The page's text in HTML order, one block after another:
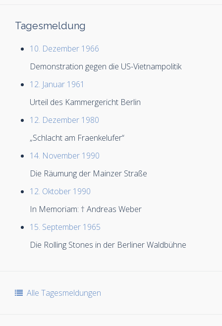
Tagesmeldung
10. Dezember 1966
Demonstration gegen die US-Vietnampolitik
12. Januar 1961
Urteil des Kammergericht Berlin
12. Dezember 1980
„Schlacht am Fraenkelufer“
14. November 1990
Die Räumung der Mainzer Straße
12. Oktober 1990
In Memoriam: † Andreas Weber
15. September 1965
Die Rolling Stones in der Berliner Waldbühne
Alle Tagesmeldungen